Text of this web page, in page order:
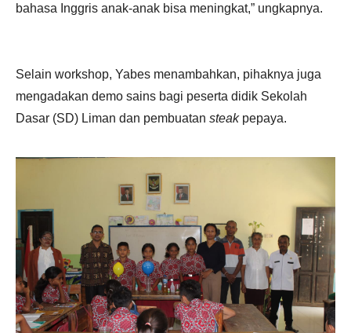
bahasa Inggris anak-anak bisa meningkat,” ungkapnya.
Selain workshop, Yabes menambahkan, pihaknya juga
mengadakan demo sains bagi peserta didik Sekolah
Dasar (SD) Liman dan pembuatan steakpepaya.